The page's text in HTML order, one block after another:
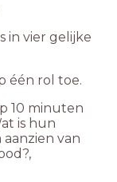
in vier gelijke
één rol toe.
10 minuten
is hun
van